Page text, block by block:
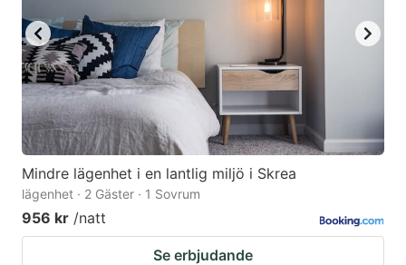
Mindre lägenhet i en lantlig miljö i Skrea
lägenhet · 2 Gäster · 1 Sovrum
956 kr /natt
Se erbjudande